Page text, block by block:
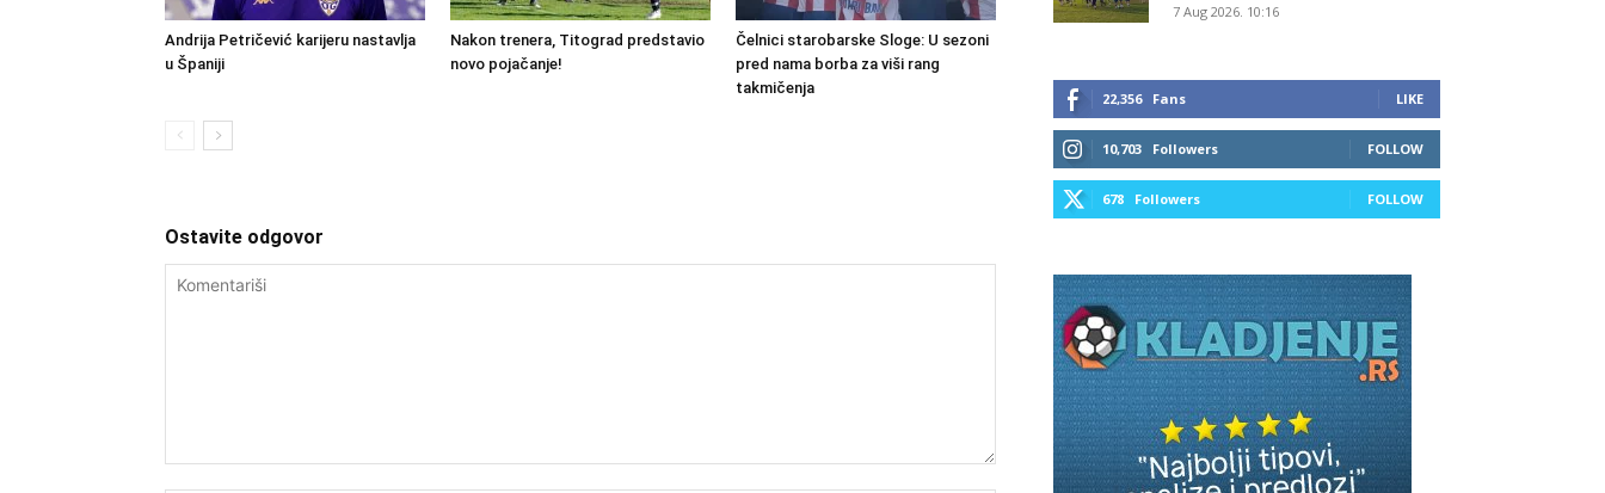
Andrija Petričević karijeru nastavlja
u Španiji
Nakon trenera, Titograd predstavio
novo pojačanje!
Čelnici starobarske Sloge: U sezoni
pred nama borba za viši rang
takmičenja
Ostavite odgovor
7 Aug 2026. 10:16
22,356 Fans LIKE
10,703 Followers FOLLOW
678 Followers FOLLOW